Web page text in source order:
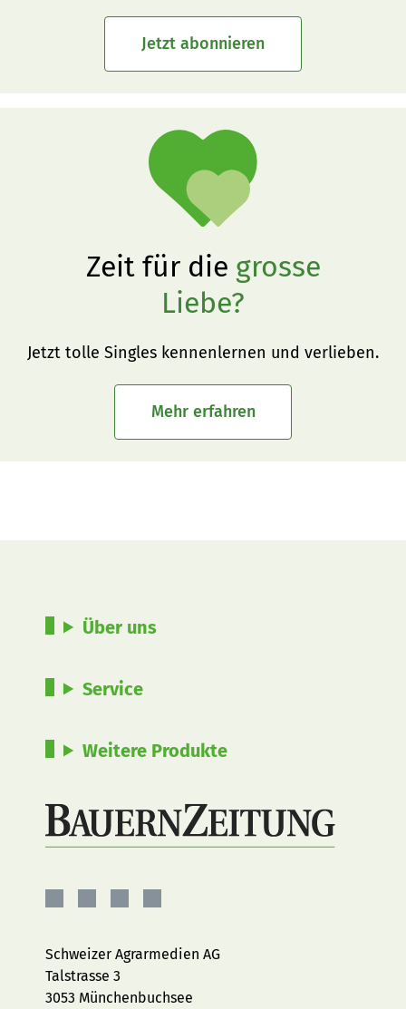
Jetzt abonnieren
Zeit für die grosse
Liebe?
Jetzt tolle Singles kennenlernen und verlieben.
Mehr erfahren
Über uns
Service
Weitere Produkte
Facebook
Instagram
YouTubeLinkedIn
Schweizer Agrarmedien AG
Talstrasse 3
3053 Münchenbuchsee